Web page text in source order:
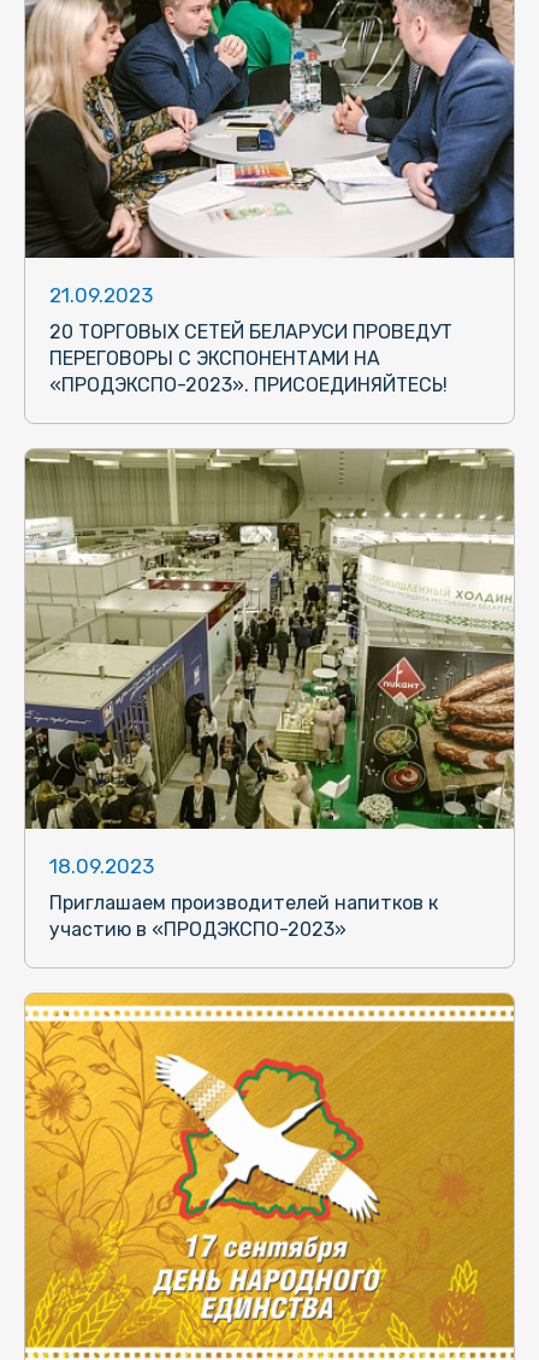
21.09.2023
20 ТОРГОВЫХ СЕТЕЙ БЕЛАРУСИ ПРОВЕДУТ
ПЕРЕГОВОРЫ С ЭКСПОНЕНТАМИ НА
«ПРОДЭКСПО-2023». ПРИСОЕДИНЯЙТЕСЬ!
18.09.2023
Приглашаем производителей напитков к
участию в «ПРОДЭКСПО-2023»